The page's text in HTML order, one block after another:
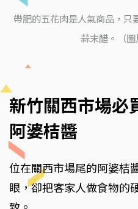
帶肥的五花肉是人氣商品，只
蒜末醋。（圖
新竹關西市場必
阿婆桔醬
位在關西市場尾的阿婆桔
眼，卻把客家人做食物的